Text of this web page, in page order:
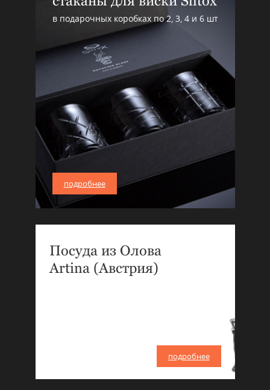
в подарочных коробках по 2, 3, 4 и 6 шт
подробнее
Посуда из Олова
Artina (Австрия)
подробнее